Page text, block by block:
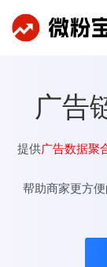
广告
提供广告数据聚
帮助商家更方